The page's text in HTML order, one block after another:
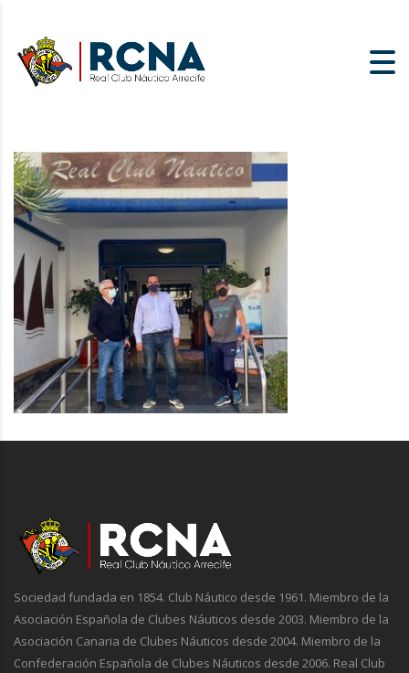
Sociedad fundada en 1854. Club Náutico desde 1961. Miembro de la
Asociación Española de Clubes Náuticos desde 2003. Miembro de la
Asociación Canaria de Clubes Náuticos desde 2004. Miembro de la
Confederación Española de Clubes Náuticos desde 2006. Real Club